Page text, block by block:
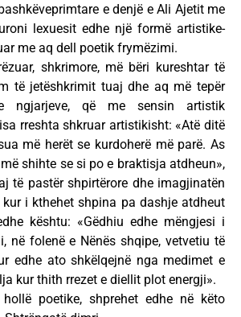
e denjë e Ali Ajetit me
lexuesit edhe një formë artistike-
me aq dell poetik frymëzimi.
shkrimore, më bëri kureshtar të
të jetëshkrimit tuaj dhe aq më tepër
ngjarjeve, që me sensin artistik
rreshta shkruar artistikisht: «Atë ditë
më herët se kurdoherë më parë. As
shihte se si po e braktisja atdheun»,
të pastër shpirtërore dhe imagjinatën
i kthehet shpina pa dashje atdheut
kështu: «Gëdhiu edhe mëngjesi i
në folenë e Nënës shqipe, vetvetiu të
edhe ato shkëlqejnë nga medimet e
kur thith rrezet e diellit plot energji».
poetike, shprehet edhe në këto